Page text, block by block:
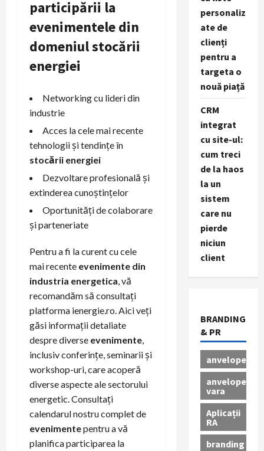
participării la
evenimentele din
domeniul stocării
energiei
Networking cu lideri din
industrie
Acces la cele mai recente
tehnologii și tendințe în
stocării energiei
Dezvoltare profesională și
extinderea cunoștințelor
Oportunități de colaborare
și parteneriate
Pentru a fi la curent cu cele
mai recente evenimente din
industria energetica , vă
recomandăm să consultați
platforma ienergie.ro. Aici veți
găsi informații detaliate
despre diverse evenimente
inclusiv conferințe, seminarii și
workshop-uri, care acoperă
diverse aspecte ale sectorului
energetic. Consultați
calendarul nostru complet de
evenimentepentru a vă
planifica participarea la
personaliz
ate de
clienți
pentru a
targeta o
nouă piață
CRM
integrat
cu site-ul:
cum treci
de la haos
la un
sistem
care nu
pierde
niciun
client
BRANDING
& PR
anvelope
anvelope
vara
Aplicații
RA
branding